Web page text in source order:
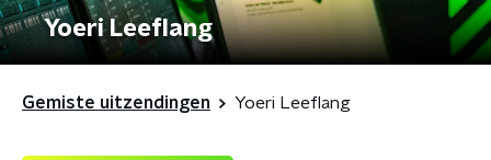
Yoeri Leeflang
Gemiste uitzendingen Yoeri Leeflang